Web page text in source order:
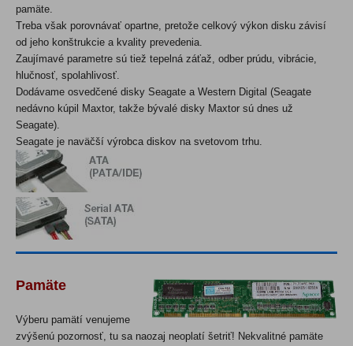
pamäte.
Treba však porovnávať opartne, pretože celkový výkon disku závisí
od jeho konštrukcie a kvality prevedenia.
Zaujímavé parametre sú tiež tepelná záťaž, odber prúdu, vibrácie,
hlučnosť, spolahlivosť.
Dodávame osvedčené disky Seagate a Western Digital (Seagate
nedávno kúpil Maxtor, takže bývalé disky Maxtor sú dnes už
Seagate).
Seagate je naväčší výrobca diskov nasvetovom trhu.
Pamäte
Výberu pamätí venujeme
zvýšenú pozornosť, tu sa naozaj neoplatí šetriť! Nekvalitné pamäte